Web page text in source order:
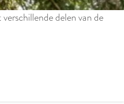
delen van de